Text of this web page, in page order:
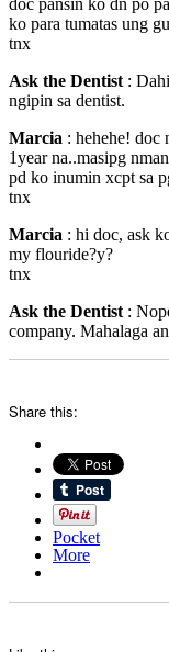
doc pansin ko dn po
ko para tumatas ung
tnx
Ask the Dentist:
ngipin sa dentist.
Marcia : hehehe! doc
1year na..masipg
pd ko inumin xcpt sa
tnx
Marcia : hi doc, ask
my flouride?y?
tnx
Ask the Dentist:
company. Mahalaga
Share this:
Pocket
More